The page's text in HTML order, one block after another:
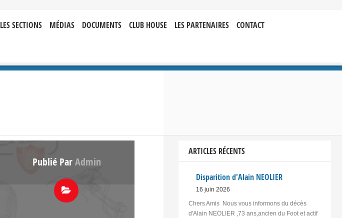
LES SECTIONS MÉDIAS DOCUMENTS CLUB HOUSE LES PARTENAIRES CONTACT
Publié ParAdmin
ARTICLES RÉCENTS
Disparition d'Alain NEOLIER
16 juin 2026
Chers Amis Nous vous informons du décès
d'Alain NEOLIER ,73 ans,ancien du Foot et actif